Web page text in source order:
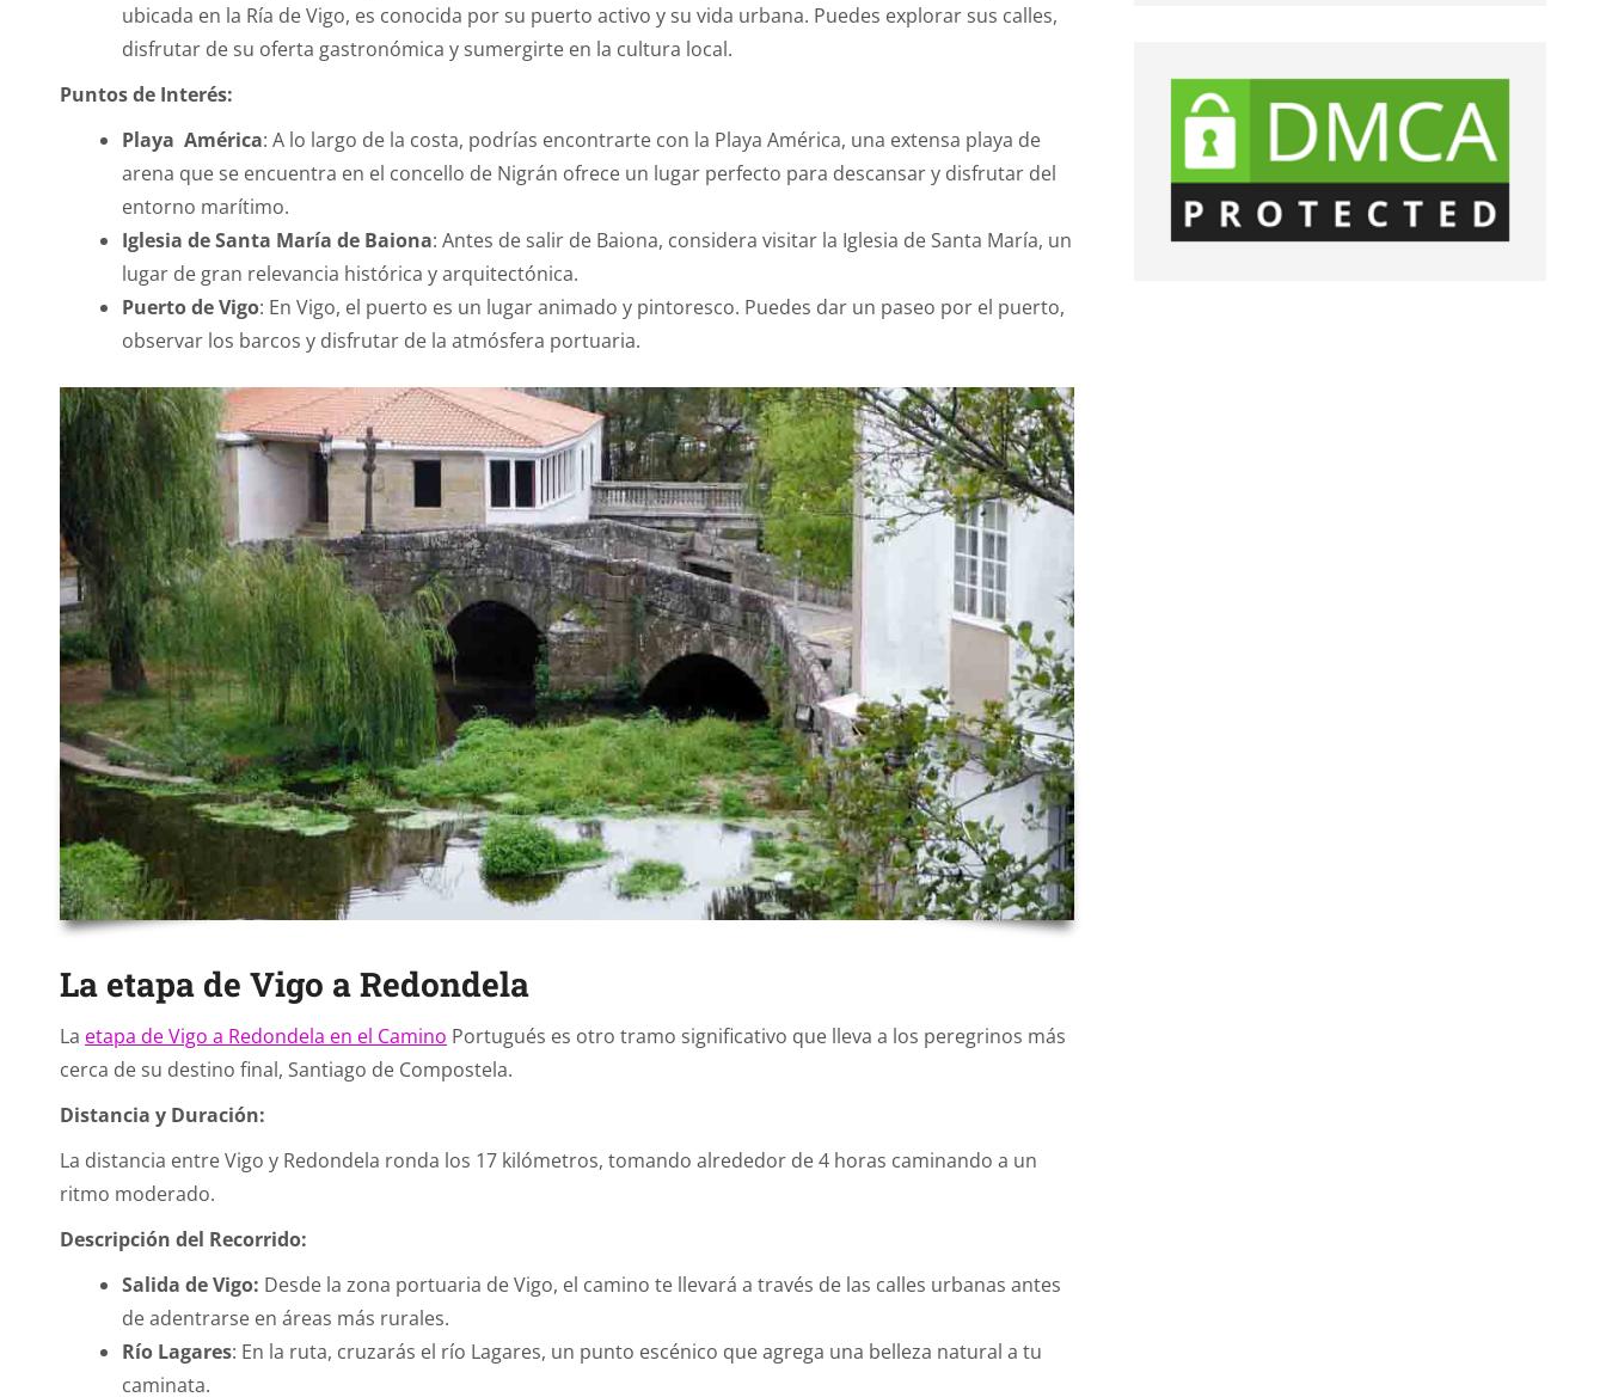
ubicada en la Ría de Vigo, es conocida por su puerto activo y su vida urbana. Puedes explorar sus calles,
disfrutar de su oferta gastronómica y sumergirte en la cultura local.
Puntos de Interés:
Playa América: A lo largo de la costa, podrías encontrarte con la Playa América, una extensa playa de
arena que se encuentra en el concello de Nigrán ofrece un lugar perfecto para descansar y disfrutar del
entorno marítimo.
Iglesia de Santa María de Baiona: Antes de salir de Baiona, considera visitar la Iglesia de Santa María, un
lugar de gran relevancia histórica y arquitectónica.
Puerto de Vigo: En Vigo, el puerto es un lugar animado y pintoresco. Puedes dar un paseo por el puerto,
observar los barcos y disfrutar de la atmósfera portuaria.
La etapa de Vigo a Redondela
La etapa de Vigo a Redondela en el Camino Portugués es otro tramo significativo que lleva a los peregrinos más
cerca de su destino final, Santiago de Compostela.
Distancia y Duración:
La distancia entre Vigo y Redondela ronda los 17 kilómetros, tomando alrededor de 4 horas caminando a un
ritmo moderado.
Descripción del Recorrido:
Salida de Vigo: Desde la zona portuaria de Vigo, el camino te llevará a través de las calles urbanas antes
de adentrarse en áreas más rurales.
Río Lagares: En la ruta, cruzarás el río Lagares, un punto escénico que agrega una belleza natural a tu
caminata.